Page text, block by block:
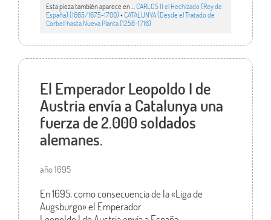
Esta pieza también aparece en ... CARLOS II el Hechizado (Rey de
España) (1665/1675-1700)•CATALUNYA (Desde el Tratado de
Corbeil hasta Nueva Planta (1258-1716)
El Emperador Leopoldo I de
Austria envía a Catalunya una
fuerza de 2.000 soldados
alemanes.
año 1695
En 1695, como consecuencia de la «Liga de
Augsburgo» el Emperador